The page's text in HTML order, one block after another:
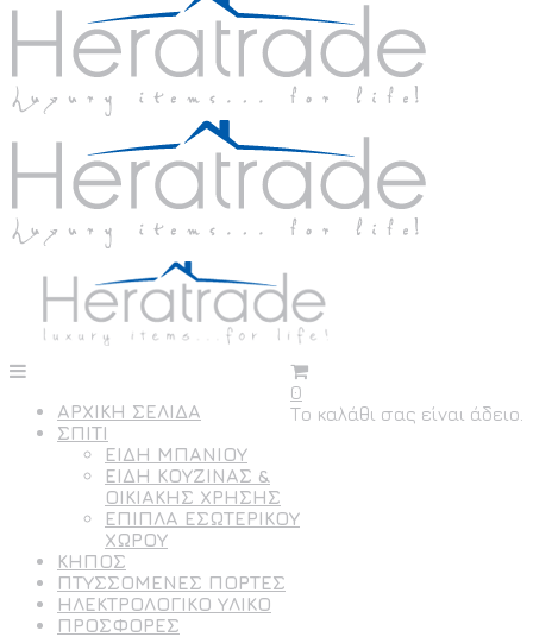
0
Το καλάθι σας είναι άδειο.
ΑΡΧΙΚΗ ΣΕΛΙΔΑ
ΣΠΙΤΙ
ΕΙΔΗ ΜΠΑΝΙΟΥ
ΕΙΔΗ ΚΟΥΖΙΝΑΣ &
ΟΙΚΙΑΚΗΣ ΧΡΗΣΗΣ
ΕΠΙΠΛΑ ΕΣΩΤΕΡΙΚΟΥ
ΧΩΡΟΥ
ΚΗΠΟΣ
ΠΤΥΣΣΟΜΕΝΕΣ ΠΟΡΤΕΣ
ΗΛΕΚΤΡΟΛΟΓΙΚΟ ΥΛΙΚΟ
ΠΡΟΣΦΟΡΕΣ